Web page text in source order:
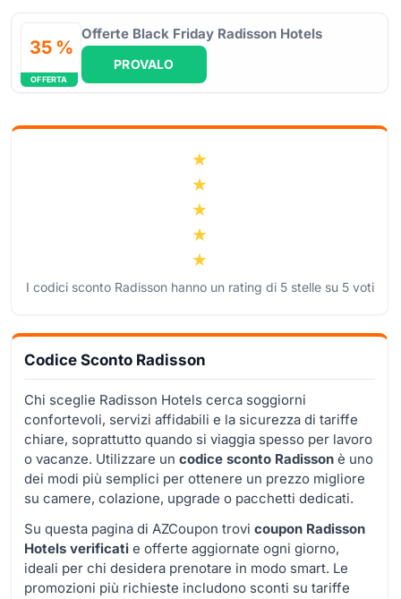
35 %
OFFERTA
Offerte Black Friday Radisson Hotels
PROVALO
I codici sconto Radisson hanno un rating di 5stelle su 5voti
Codice Sconto Radisson
Chi sceglie Radisson Hotels cerca soggiorni
confortevoli, servizi affidabili e la sicurezza di tariffe
chiare, soprattutto quando si viaggia spesso per lavoro
o vacanze. Utilizzare un codice sconto Radisson è uno
dei modi più semplici per ottenere un prezzo migliore
su camere, colazione, upgrade o pacchetti dedicati.
Su questa pagina di AZCoupon trovi coupon Radisson
Hotels verificati e offerte aggiornate ogni giorno,
ideali per chi desidera prenotare in modo smart. Le
promozioni più richieste includono sconti su tariffe